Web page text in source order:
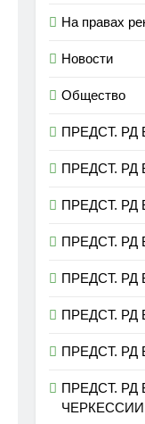
На правах
Новости
Общество
ПРЕДСТ.
ПРЕДСТ.
ПРЕДСТ. РД
ПРЕДСТ.
ПРЕДСТ. РД
ПРЕДСТ.
ПРЕДСТ.
ПРЕДСТ. РД
ЧЕРКЕССИИ